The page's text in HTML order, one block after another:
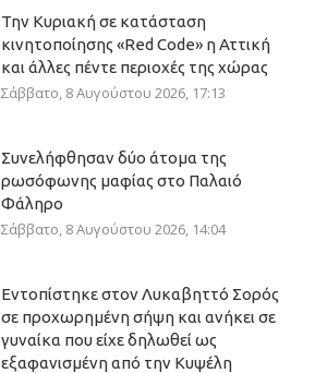
Την Κυριακή σε κατάσταση
κινητοποίησης «Red Code» η Αττική
και άλλες πέντε περιοχές της χώρας
Σάββατο, 8 Αυγούστου 2026, 17:13
Συνελήφθησαν δύο άτομα της
ρωσόφωνης μαφίας στο Παλαιό
Φάληρο
Σάββατο, 8 Αυγούστου 2026, 14:04
Εντοπίστηκε στον Λυκαβηττό Σορός
σε προχωρημένη σήψη και ανήκει σε
γυναίκα που είχε δηλωθεί ως
εξαφανισμένη από την Κυψέλη